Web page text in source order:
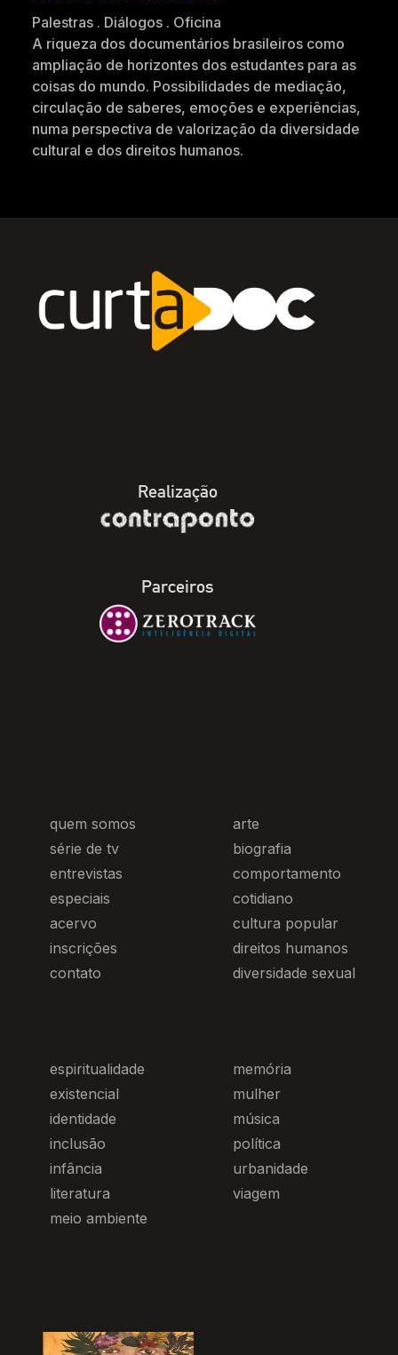
Palestras . Diálogos . Oficina
A riqueza dos documentários brasileiros como
ampliação de horizontes dos estudantes para as
coisas do mundo. Possibilidades de mediação,
circulação de saberes, emoções e experiências,
numa perspectiva de valorização da diversidade
cultural e dos direitos humanos.
Realização
Parceiros
quem somos
série de tv
entrevistas
especiais
acervo
inscrições
contato
arte
biografia
comportamento
cotidiano
cultura popular
direitos humanos
diversidade sexual
espiritualidade
existencial
identidade
inclusão
infância
literatura
meio ambiente
memória
mulher
música
política
urbanidade
viagem